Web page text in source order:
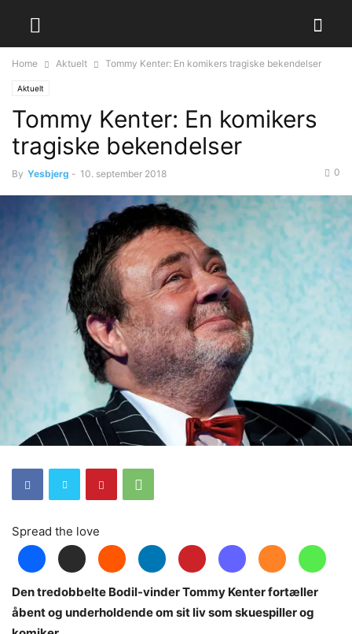
Home Aktuelt Tommy Kenter: En komikers tragiske bekendelser
Aktuelt
Tommy Kenter: En komikers
tragiske bekendelser
By Yesbjerg - 10. september 2018 0
Spread the love
Den tredobbelte Bodil-vinder Tommy Kenter fortæller
åbent og underholdende om sit liv som skuespiller og